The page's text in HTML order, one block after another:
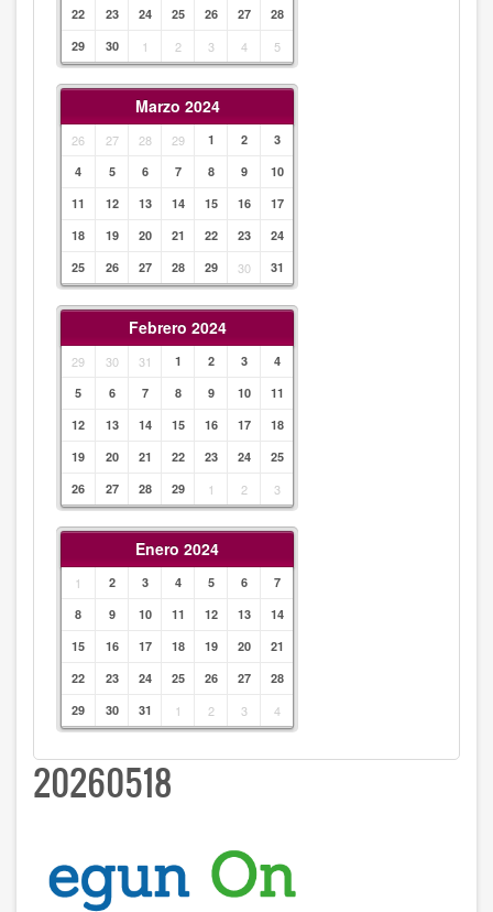
22
23 24 25 26 27
28
29
30 1 2 3 4 5
Marzo 2024
26 27 28 29 1 2
3
4
5 6 7 8 9
10
11
12 13 14 15 16
17
18
19 20 21 22 23
24
25
26 27 28 29 30 31
Febrero 2024
29 30 31 1 2 3
4
5
6 7 8 9 10
11
12
13 14 15 16 17
18
19
20 21 22 23 24
25
26
27 28 29 1 2 3
Enero 2024
1 2 3 4 5 6
7
8
9 10 11 12 13
14
15
16 17 18 19 20
21
22
23 24 25 26 27
28
29
30 31 1 2 3 4
20260518